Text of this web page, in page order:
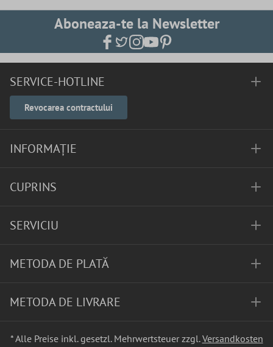
Aboneaza-te la Newsletter
SERVICE-HOTLINE
Revocarea contractului
INFORMAȚIE
CUPRINS
SERVICIU
METODA DE PLATĂ
METODA DE LIVRARE
* Alle Preise inkl. gesetzl. Mehrwertsteuer zzgl.Versandkosten